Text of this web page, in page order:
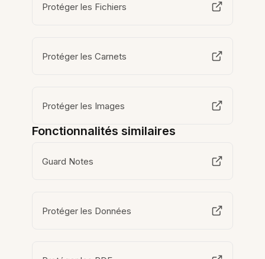
Protéger les Fichiers
Protéger les Carnets
Protéger les Images
Fonctionnalités similaires
Guard Notes
Protéger les Données